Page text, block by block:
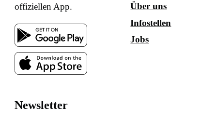
offiziellen App.
Über uns
Infostellen
Jobs
Newsletter